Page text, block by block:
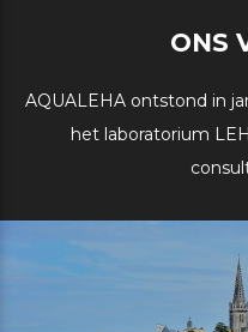
ONS
AQUALEHA ontstond in
het laboratorium